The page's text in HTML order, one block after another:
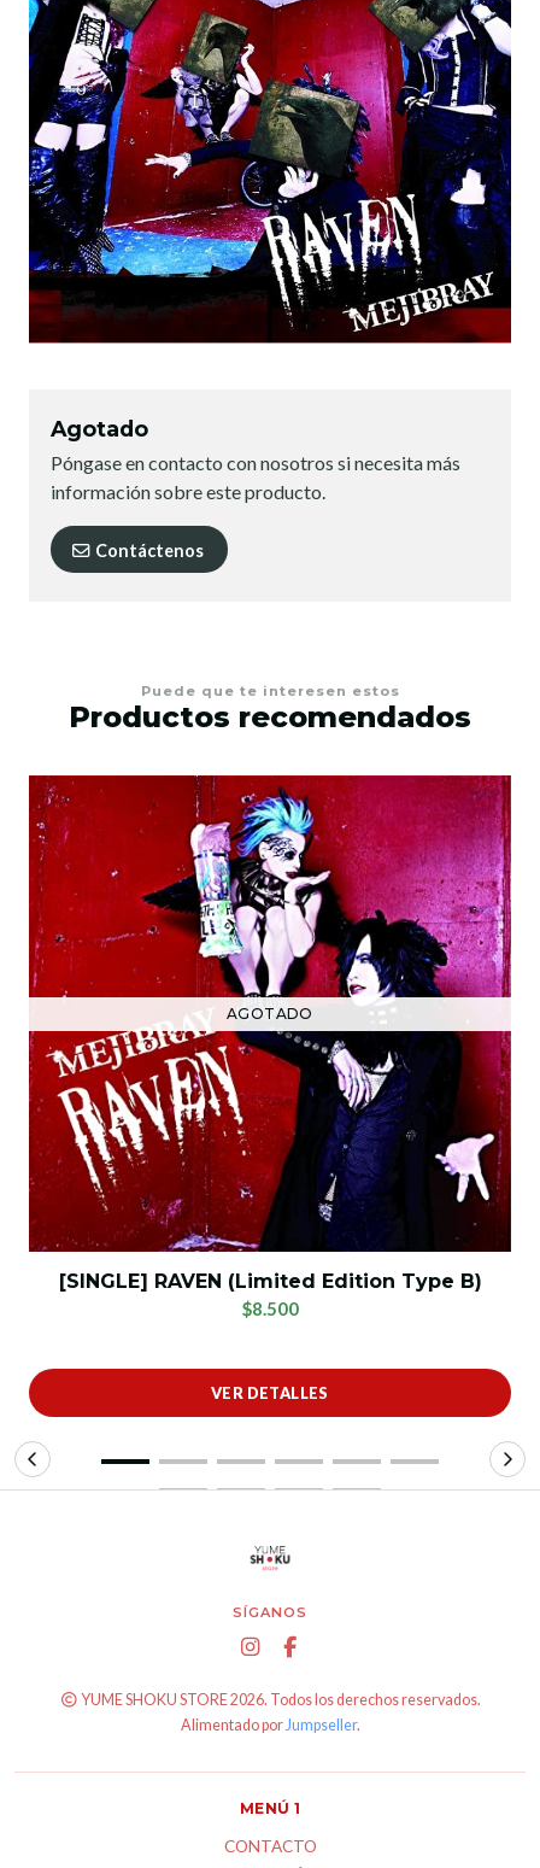
Agotado
Póngase en contacto con nosotros si necesita más
información sobre este producto.
Contáctenos
Puede que te interesen estos
Productos recomendados
AGOTADO
[SINGLE] RAVEN (Limited Edition Type B)
$8.500
VER DETALLES
SÍGANOS
YUME SHOKU STORE 2026. Todos los derechos reservados.
Alimentado porJumpseller.
MENÚ 1
CONTACTO